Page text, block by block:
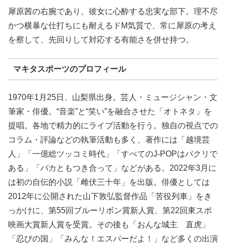
犀原茜の右腕であり、彼女に心酔する忠実な部下。理不尽
かつ横暴な仕打ちにも耐えるドM気質で、常に犀原の考え
を察して、先回りして対応する有能さを併せ持つ。
マキタスポーツのプロフィール
1970年1月25日、山梨県出身。芸人・ミュージシャン・文
筆家・俳優。“音楽”と“笑い”を融合させた「オトネタ」を
提唱。各地で精力的にライブ活動を行う。独自の視点での
コラム・評論などの執筆活動も多く、著作には「越境芸
人」「一億総ツッコミ時代」「すべてのJ-POPはパクリで
ある」「バカともつき合って」などがある。2022年3月に
は初の自伝的小説「雌伏三十年」を出版。俳優としては
2012年に公開された山下敦弘監督作品「苦役列車」をき
っかけに、第55回ブルーリボン賞新人賞、第22回東スポ
映画大賞新人賞を受賞。その後も「おんな城主 直虎」
「忍びの国」「みんな！エスパーだよ！」など多くの出演